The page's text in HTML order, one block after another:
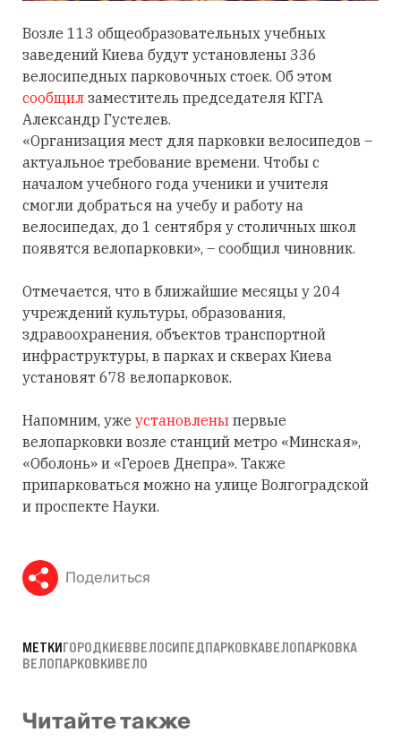
Возле 113 общеобразовательных учебных
заведений Киева будут установлены 336
велосипедных парковочных стоек. Об этом
сообщил заместитель председателя КГГА
Александр Густелев.
«Организация мест для парковки велосипедов –
актуальное требование времени. Чтобы с
началом учебного года ученики и учителя
смогли добраться на учебу и работу на
велосипедах, до 1 сентября у столичных школ
появятся велопарковки», – сообщил чиновник.
Отмечается, что в ближайшие месяцы у 204
учреждений культуры, образования,
здравоохранения, объектов транспортной
инфраструктуры, в парках и скверах Киева
установят 678 велопарковок.
Напомним, уже установлены первые
велопарковки возле станций метро «Минская»,
«Оболонь» и «Героев Днепра». Также
припарковаться можно на улице Волгоградской
и проспекте Науки.
Поделиться
МЕТКИГОРОДКИЕВВЕЛОСИПЕДПАРКОВКАВЕЛОПАРКОВКА
ВЕЛОПАРКОВКИВЕЛО
Читайте также